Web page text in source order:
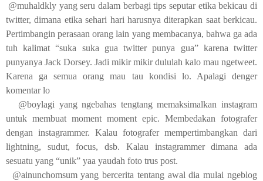
@muhaldkly yang seru dalam berbagi tips seputar etika bekicau di
twitter, dimana etika sehari hari harusnya diterapkan saat berkicau.
Pertimbangin perasaan orang lain yang membacanya, bahwa ga ada
tuh kalimat “suka suka gua twitter punya gua” karena twitter
punyanya Jack Dorsey. Jadi mikir mikir dululah kalo mau ngetweet.
Karena ga semua orang mau tau kondisi lo. Apalagi denger
komentar lo
@boylagi yang ngebahas tengtang memaksimalkan instagram
untuk membuat moment moment epic. Membedakan fotografer
dengan instagrammer. Kalau fotografer mempertimbangkan dari
lightning, sudut, focus, dsb. Kalau instagrammer dimana ada
sesuatu yang “unik” yaa yaudah foto trus post.
@ainunchomsum yang bercerita tentang awal dia mulai ngeblog